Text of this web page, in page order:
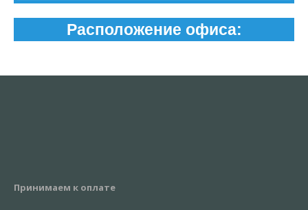
Расположение офиса:
Принимаем к оплате